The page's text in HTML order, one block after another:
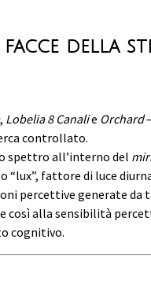
della
, Lobelia 8 Canalie Orchard
controllato.
spettro all’interno del
fattore di luce
percettive generate da
così alla sensibilità
cognitivo.